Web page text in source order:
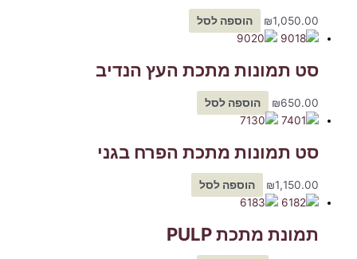
₪1,050.00 הוספה לסל
סט תמונות מתכת העץ הנדיב
₪650.00 הוספה לסל
סט תמונות מתכת הפרח בגני
₪1,150.00 הוספה לסל
תמונת מתכת PULP